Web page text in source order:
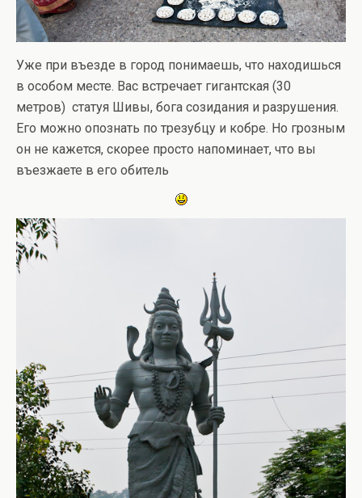
Уже при въезде в город понимаешь, что находишься
в особом месте. Вас встречает гигантская (30
метров) статуя Шивы, бога созидания и разрушения.
Его можно опознать по трезубцу и кобре. Но грозным
он не кажется, скорее просто напоминает, что вы
въезжаете в его обитель